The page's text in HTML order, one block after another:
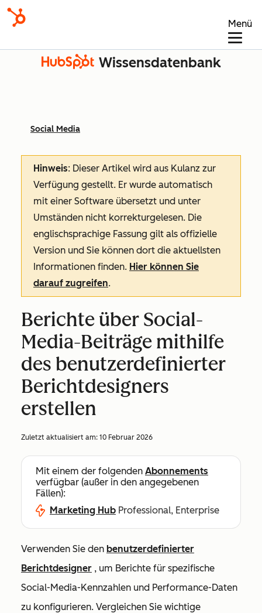
Menü
Wissensdatenbank
Social Media
Hinweis: Dieser Artikel wird aus Kulanz zur
Verfügung gestellt. Er wurde automatisch
mit einer Software übersetzt und unter
Umständen nicht korrekturgelesen. Die
englischsprachige Fassung gilt als offizielle
Version und Sie können dort die aktuellsten
Informationen finden. Hier können Sie
darauf zugreifen.
Berichte über Social-
Media-Beiträge mithilfe
des benutzerdefinierter
Berichtdesigners
erstellen
Zuletzt aktualisiert am: 10 Februar 2026
Mit einem der folgenden Abonnements
verfügbar (außer in den angegebenen
Fällen):
Marketing Hub Professional, Enterprise
Verwenden Sie den benutzerdefinierter
Berichtdesigner , um Berichte für spezifische
Social-Media-Kennzahlen und Performance-Daten
zu konfigurieren. Vergleichen Sie wichtige